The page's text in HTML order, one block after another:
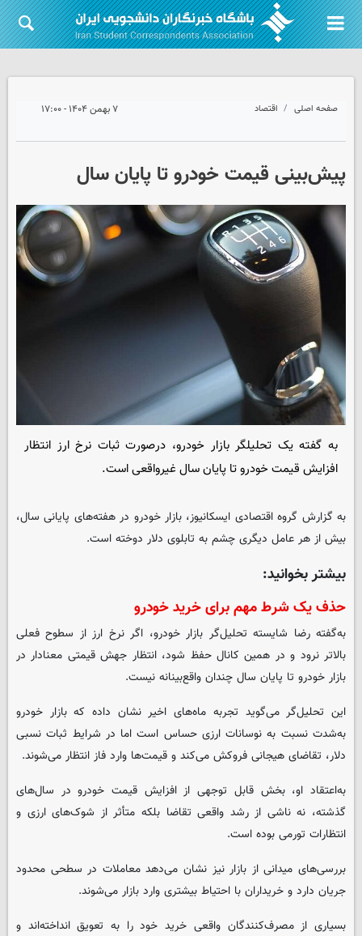
صفحه اصلی اقتصاد ۷ بهمن ۱۴۰۴ - ۱۷:۰۰
پیش‌بینی قیمت خودرو تا پایان سال
به گفته یک تحلیلگر بازار خودرو، درصورت ثبات نرخ ارز انتظار
افزایش قیمت خودرو تا پایان سال غیرواقعی است.
به گزارش گروه اقتصادی ایسکانیوز، بازار خودرو در هفته‌های پایانی سال،
بیش از هر عامل دیگری چشم به تابلوی دلار دوخته است.
بیشتر بخوانید:
حذف یک شرط مهم برای خرید خودرو
به‌گفته رضا شایسته تحلیل‌گر بازار خودرو، اگر نرخ ارز از سطوح فعلی
بالاتر نرود و در همین کانال حفظ شود، انتظار جهش قیمتی معنادار در
بازار خودرو تا پایان سال چندان واقع‌بینانه نیست.
این تحلیل‌گر می‌گوید تجربه ماه‌های اخیر نشان داده که بازار خودرو
به‌شدت نسبت به نوسانات ارزی حساس است اما در شرایط ثبات نسبی
دلار، تقاضای هیجانی فروکش می‌کند و قیمت‌ها وارد فاز انتظار می‌شوند.
به‌اعتقاد او، بخش قابل توجهی از افزایش قیمت خودرو در سال‌های
گذشته، نه ناشی از رشد واقعی تقاضا بلکه متأثر از شوک‌های ارزی و
انتظارات تورمی بوده است.
بررسی‌های میدانی از بازار نیز نشان می‌دهد معاملات در سطحی محدود
جریان دارد و خریداران با احتیاط بیشتری وارد بازار می‌شوند.
بسیاری از مصرف‌کنندگان واقعی خرید خود را به تعویق انداخته‌اند و